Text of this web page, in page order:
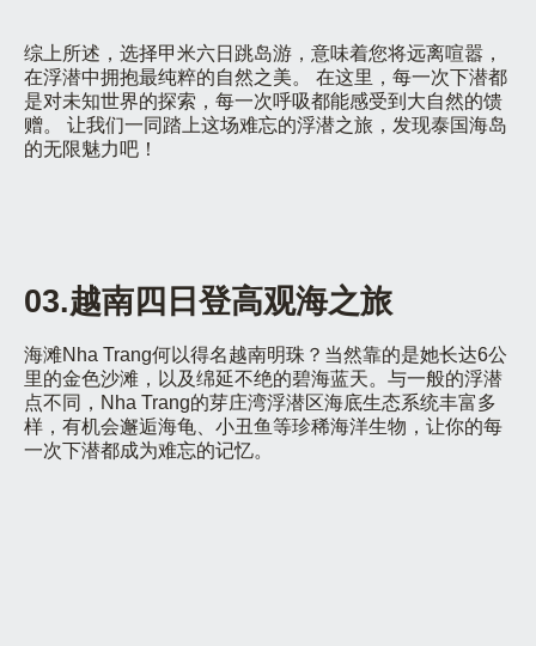
综上所述，选择甲米六日跳岛游，意味着您将远离喧嚣，
在浮潜中拥抱最纯粹的自然之美。 在这里，每一次下潜都
是对未知世界的探索，每一次呼吸都能感受到大自然的馈
赠。 让我们一同踏上这场难忘的浮潜之旅，发现泰国海岛
的无限魅力吧！
03.越南四日登高观海之旅
海滩Nha Trang何以得名越南明珠？当然靠的是她长达6公
里的金色沙滩，以及绵延不绝的碧海蓝天。与一般的浮潜
点不同，Nha Trang的芽庄湾浮潜区海底生态系统丰富多
样，有机会邂逅海龟、小丑鱼等珍稀海洋生物，让你的每
一次下潜都成为难忘的记忆。